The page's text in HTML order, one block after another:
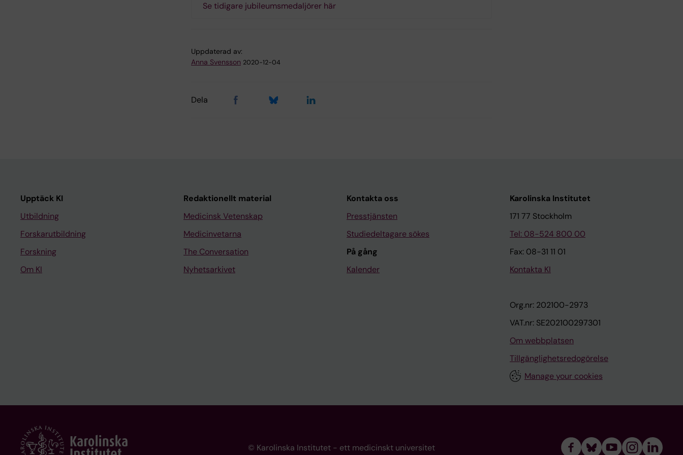
Se tidigare jubileumsmedaljörer här
Uppdaterad av:
Anna Svensson 2020-12-04
Dela
Upptäck KI
Utbildning
Forskarutbildning
Forskning
Om KI
Redaktionellt material
Medicinsk Vetenskap
Medicinvetarna
The Conversation
Nyhetsarkivet
Kontakta oss
Presstjänsten
Studiedeltagare sökes
På gång
Kalender
Karolinska Institutet
171 77 Stockholm
Tel: 08-524 800 00
Fax: 08-31 11 01
Kontakta KI
Org.nr: 202100-2973
VAT.nr: SE202100297301
Om webbplatsen
Tillgänglighetsredogörelse
Manage your cookies
© Karolinska Institutet - ett medicinskt universitet